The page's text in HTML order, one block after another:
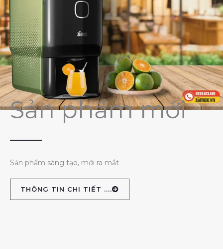
Sản phẩm mới
Sản phẩm sáng tạo, mới ra mắt
THÔNG TIN CHI TIẾT ....